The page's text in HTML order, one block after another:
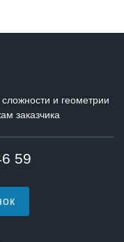
и геометрии
заказчика
59